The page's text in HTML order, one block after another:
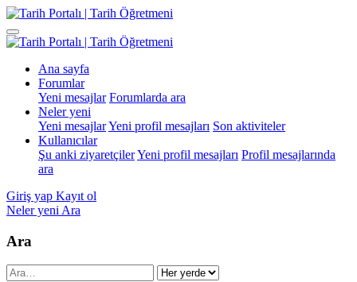
Ana sayfa
Forumlar
Yeni mesajlar Forumlarda ara
Neler yeni
Yeni mesajlarYeni profil mesajları Son aktiviteler
Kullanıcılar
Şu anki ziyaretçilerYeni profil mesajları Profil mesajlarında
ara
Giriş yap Kayıt ol
Neler yeni Ara
Ara